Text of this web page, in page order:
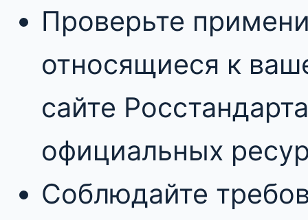
Проверьте
относящиеся к
сайте
официальных
Соблюдайте